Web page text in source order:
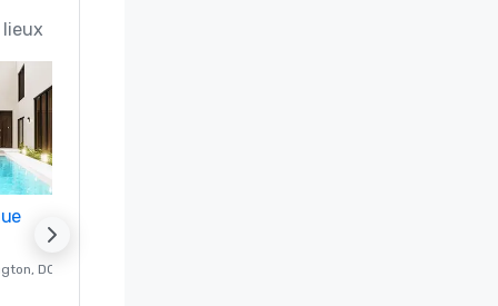
lieux
, DC